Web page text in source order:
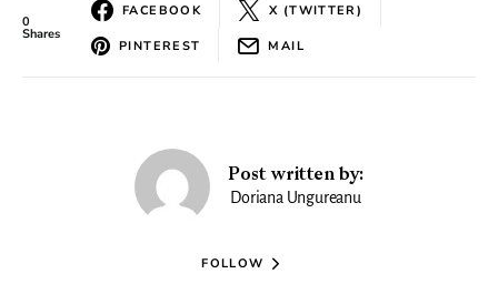
0
Shares
FACEBOOK X (TWITTER)
PINTEREST MAIL
Post written by:
Doriana Ungureanu
FOLLOW